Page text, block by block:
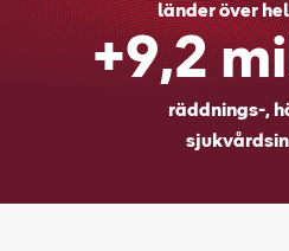
länder över
+9,2
räddnings-,